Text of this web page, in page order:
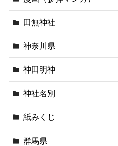
田無神社
神奈川県
神田明神
神社名別
紙みくじ
群馬県